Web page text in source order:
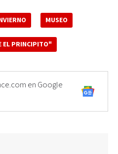
MUSEO
EL PRINCIPITO"
en Google